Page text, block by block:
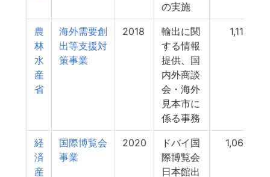
の実施
農
林
水
産
省
海外需要創
出等支援対
策事業
2018
輸出に関
する情報
提供、国
内外商談
会・海外
見本市に
係る事務
1,116
経
済
産
国際博覧会
事業
2020
ドバイ国
際博覧会
日本館出
1,060